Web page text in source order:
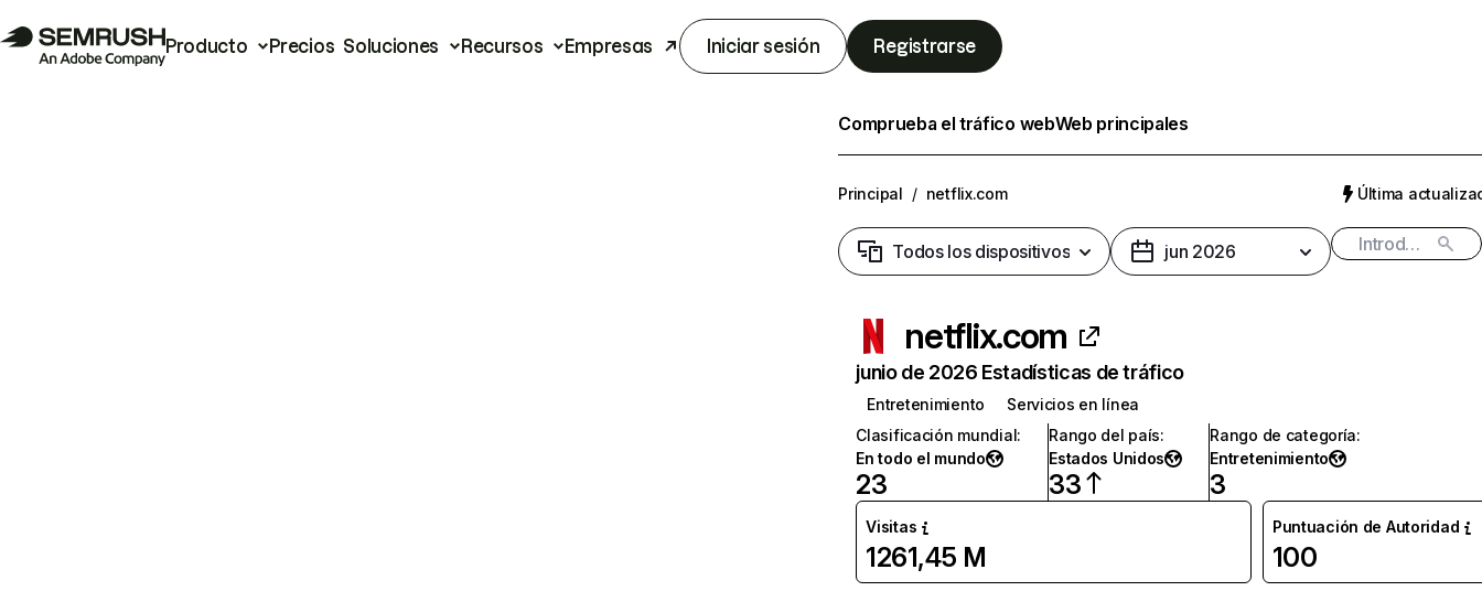
Producto Precios Soluciones Recursos Empresas Iniciar sesión Registrarse
Comprueba el tráfico webWeb principales
Principal / netflix.com Última
Todos los dispositivos jun 2026
netflix.com
junio de 2026 Estadísticas de tráfico
Entretenimiento
Servicios en línea
Clasificación mundial:
En todo el mundo
23
Rango del país:
Estados Unidos
33
Rango de categoría:
Entretenimiento
3
Visitas
1261,45 M
Puntuación de Autoridad
100